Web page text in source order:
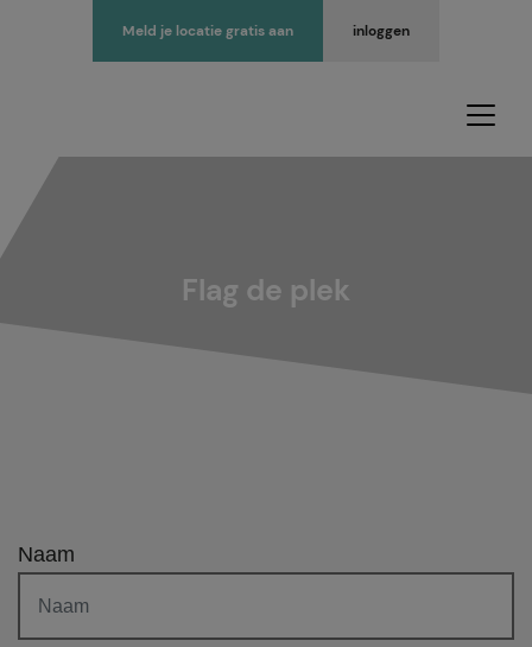
inloggen
Meld je locatie gratis aan
Flag de plek
Naam